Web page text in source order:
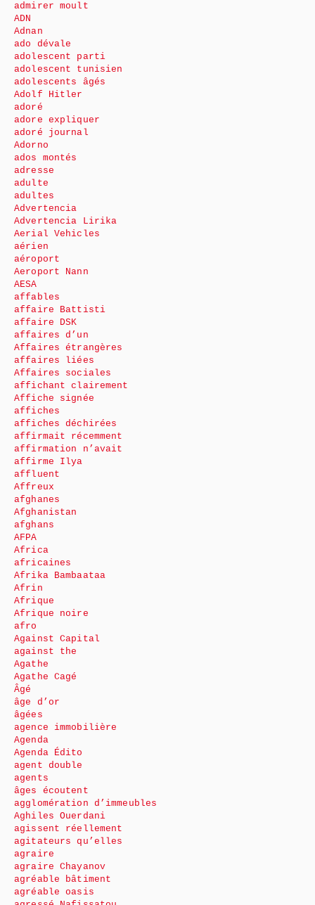
admirer moult
ADN
Adnan
ado dévale
adolescent parti
adolescent tunisien
adolescents âgés
Adolf Hitler
adoré
adore expliquer
adoré journal
Adorno
ados montés
adresse
adulte
adultes
Advertencia
Advertencia Lirika
Aerial Vehicles
aérien
aéroport
Aeroport Nann
AESA
affables
affaire Battisti
affaire DSK
affaires d’un
Affaires étrangères
affaires liées
Affaires sociales
affichant clairement
Affiche signée
affiches
affiches déchirées
affirmait récemment
affirmation n’avait
affirme Ilya
affluent
Affreux
afghanes
Afghanistan
afghans
AFPA
Africa
africaines
Afrika Bambaataa
Afrin
Afrique
Afrique noire
afro
Against Capital
against the
Agathe
Agathe Cagé
Âgé
âge d’or
âgées
agence immobilière
Agenda
Agenda Édito
agent double
agents
âges écoutent
agglomération d’immeubles
Aghiles Ouerdani
agissent réellement
agitateurs qu’elles
agraire
agraire Chayanov
agréable bâtiment
agréable oasis